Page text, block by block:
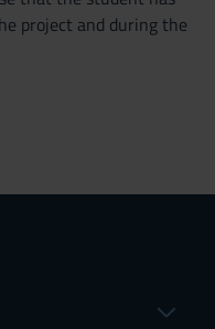
project and during the